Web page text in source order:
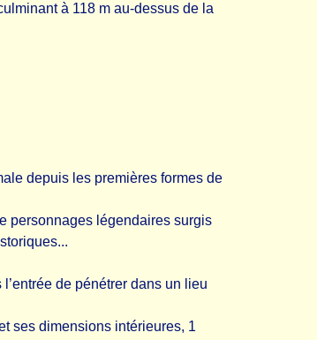
à 118 m au-dessus de la
depuis les premières formes de
personnages légendaires surgis
de pénétrer dans un lieu
ses dimensions intérieures, 1